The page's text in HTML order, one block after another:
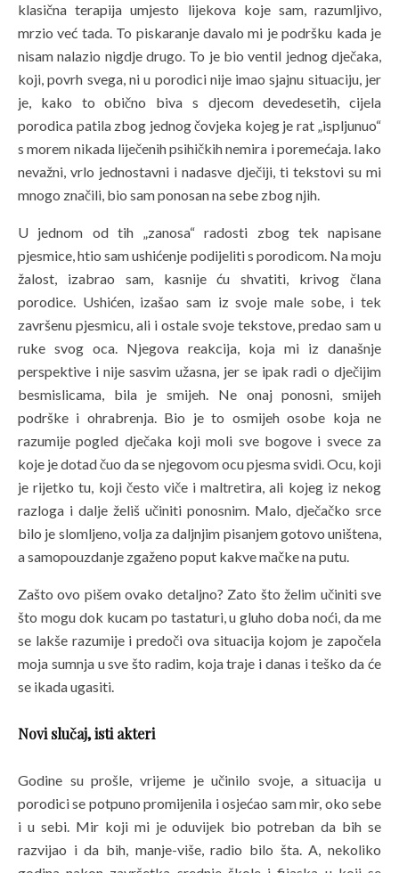
klasična terapija umjesto lijekova koje sam, razumljivo,
mrzio već tada. To piskaranje davalo mi je podršku kada je
nisam nalazio nigdje drugo. To je bio ventil jednog dječaka,
koji, povrh svega, ni u porodici nije imao sjajnu situaciju, jer
je, kako to obično biva s djecom devedesetih, cijela
porodica patila zbog jednog čovjeka kojeg je rat „ispljunuo“
s morem nikada liječenih psihičkih nemira i poremećaja. Iako
nevažni, vrlo jednostavni i nadasve dječiji, ti tekstovi su mi
mnogo značili, bio sam ponosan na sebe zbog njih.
U jednom od tih „zanosa“ radosti zbog tek napisane
pjesmice, htio sam ushićenje podijeliti s porodicom. Na moju
žalost, izabrao sam, kasnije ću shvatiti, krivog člana
porodice. Ushićen, izašao sam iz svoje male sobe, i tek
završenu pjesmicu, ali i ostale svoje tekstove, predao sam u
ruke svog oca. Njegova reakcija, koja mi iz današnje
perspektive i nije sasvim užasna, jer se ipak radi o dječijim
besmislicama, bila je smijeh. Ne onaj ponosni, smijeh
podrške i ohrabrenja. Bio je to osmijeh osobe koja ne
razumije pogled dječaka koji moli sve bogove i svece za
koje je dotad čuo da se njegovom ocu pjesma svidi. Ocu, koji
je rijetko tu, koji često viče i maltretira, ali kojeg iz nekog
razloga i dalje želiš učiniti ponosnim. Malo, dječačko srce
bilo je slomljeno, volja za daljnjim pisanjem gotovo uništena,
a samopouzdanje zgaženo poput kakve mačke na putu.
Zašto ovo pišem ovako detaljno? Zato što želim učiniti sve
što mogu dok kucam po tastaturi, u gluho doba noći, da me
se lakše razumije i predoči ova situacija kojom je započela
moja sumnja u sve što radim, koja traje i danas i teško da će
se ikada ugasiti.
Novi slučaj, isti akteri
Godine su prošle, vrijeme je učinilo svoje, a situacija u
porodici se potpuno promijenila i osjećao sam mir, oko sebe
i u sebi. Mir koji mi je oduvijek bio potreban da bih se
razvijao i da bih, manje-više, radio bilo šta. A, nekoliko